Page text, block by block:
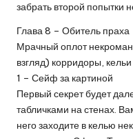
забрать второй попытки
Глава 8 – Обитель праха
Мрачный оплот
взгляд) корридоры,
1 – Сейф за картиной
Первый секрет будет
табличками на стенах.
него заходите в келью